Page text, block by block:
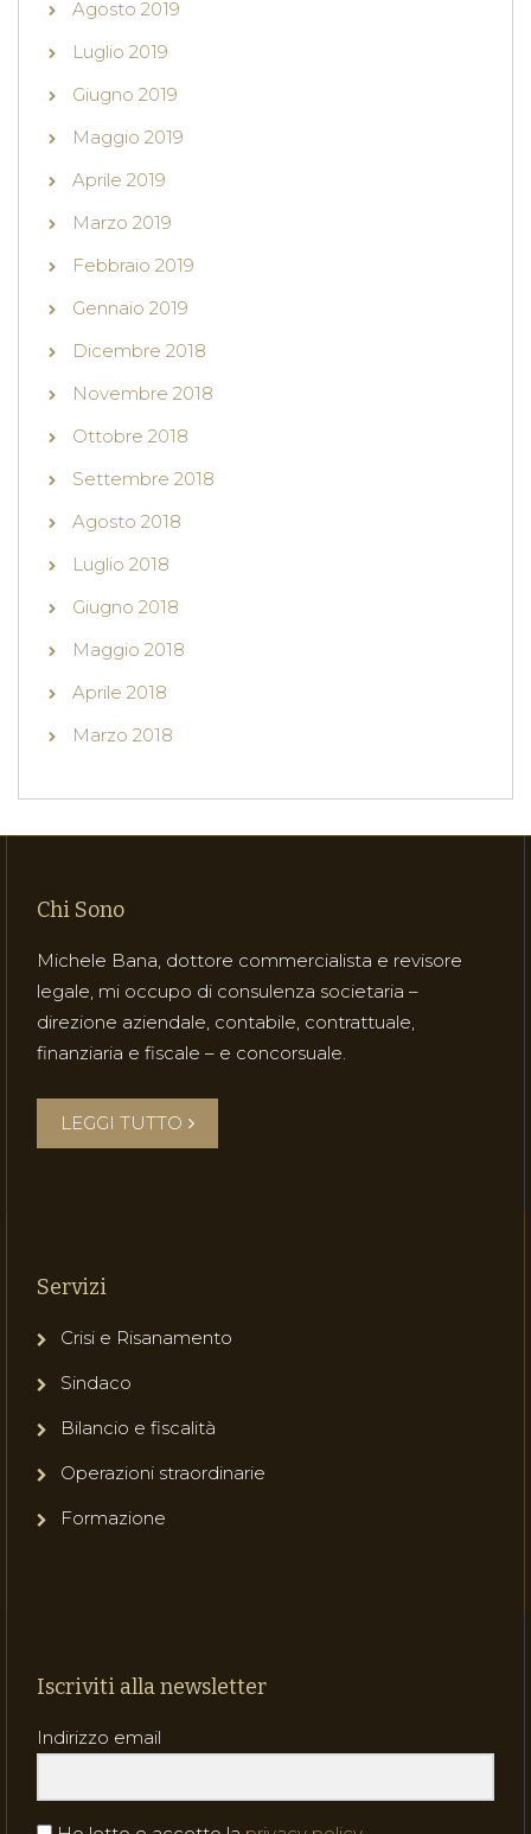
Agosto 2019
Luglio 2019
Giugno 2019
Maggio 2019
Aprile 2019
Marzo 2019
Febbraio 2019
Gennaio 2019
Dicembre 2018
Novembre 2018
Ottobre 2018
Settembre 2018
Agosto 2018
Luglio 2018
Giugno 2018
Maggio 2018
Aprile 2018
Marzo 2018
Chi Sono
Michele Bana, dottore commercialista e revisore
legale, mi occupo di consulenza societaria –
direzione aziendale, contabile, contrattuale,
finanziaria e fiscale – e concorsuale.
LEGGI TUTTO
Servizi
Crisi e Risanamento
Sindaco
Bilancio e fiscalità
Operazioni straordinarie
Formazione
Iscriviti alla newsletter
Indirizzo email